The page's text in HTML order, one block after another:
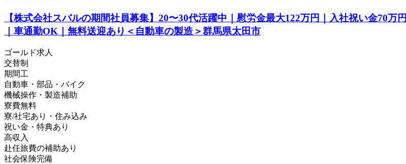
【株式会社スバルの期間社員募集】20〜30代活躍中｜慰労金最大122万円｜入社祝い金70
｜車通勤OK｜無料送迎あり＜自動車の製造＞群馬県太田市
ゴールド求人
交替制
期間工
自動車・部品・バイク
機械操作・製造補助
寮費無料
寮/社宅あり・住み込み
祝い金・特典あり
高収入
赴任旅費の補助あり
社会保険完備